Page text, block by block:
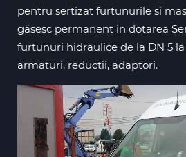
pentru sertizat furtunurile si
găsesc permanent in dotarea
furtunuri hidraulice de la DN 5 la
armaturi, reductii, adaptori.